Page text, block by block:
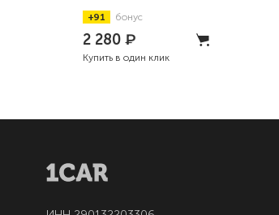
+91 бонус
2 280 ₽
Купить в один клик